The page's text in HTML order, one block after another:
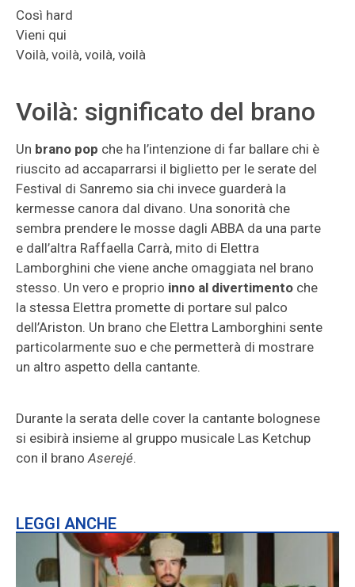
Così hard
Vieni qui
Voilà, voilà, voilà, voilà
Voilà: significato del brano
Un brano pop che ha l’intenzione di far ballare chi è
riuscito ad accaparrarsi il biglietto per le serate del
Festival di Sanremo sia chi invece guarderà la
kermesse canora dal divano. Una sonorità che
sembra prendere le mosse dagli ABBA da una parte
e dall’altra Raffaella Carrà, mito di Elettra
Lamborghini che viene anche omaggiata nel brano
stesso. Un vero e proprio inno al divertimento che
la stessa Elettra promette di portare sul palco
dell’Ariston. Un brano che Elettra Lamborghini sente
particolarmente suo e che permetterà di mostrare
un altro aspetto della cantante.
Durante la serata delle cover la cantante bolognese
si esibirà insieme al gruppo musicale Las Ketchup
con il branoAserejé.
LEGGI ANCHE